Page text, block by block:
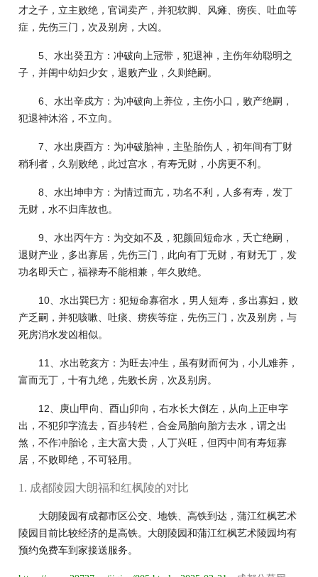
才之子，立主败绝，官词卖产，并犯软脚、风瘫、痨疾、吐血等
症，先伤三门，次及别房，大凶。
5、水出癸丑方：冲破向上冠带，犯退神，主伤年幼聪明之
子，并闺中幼妇少女，退败产业，久则绝嗣。
6、水出辛戍方：为冲破向上养位，主伤小口，败产绝嗣，
犯退神沐浴，不立向。
7、水出庚酉方：为冲破胎神，主坠胎伤人，初年间有丁财
稍利者，久别败绝，此过宫水，有寿无财，小房更不利。
8、水出坤申方：为情过而亢，功名不利，人多有寿，发丁
无财，水不归库故也。
9、水出丙午方：为交如不及，犯颜回短命水，夭亡绝嗣，
退财产业，多出寡居，先伤三门，此向有丁无财，有财无丁，发
功名即夭亡，福禄寿不能相兼，年久败绝。
10、水出巽巳方：犯短命寡宿水，男人短寿，多出寡妇，败
产乏嗣，并犯咳嗽、吐痰、痨疾等症，先伤三门，次及别房，与
死房消水发凶相似。
11、水出乾亥方：为旺去冲生，虽有财而何为，小儿难养，
富而无丁，十有九绝，先败长房，次及别房。
12、庚山甲向、酉山卯向，右水长大倒左，从向上正申字
出，不犯卯字流去，百步转栏，合金局胎向胎方去水，谓之出
煞，不作冲胎论，主大富大贵，人丁兴旺，但丙中间有寿短寡
居，不败即绝，不可轻用。
1. 成都陵园大朗福和红枫陵的对比
大朗陵园有成都市区公交、地铁、高铁到达，蒲江红枫艺术
陵园目前比较经济的是高铁。大朗陵园和蒲江红枫艺术陵园均有
预约免费车到家接送服务。